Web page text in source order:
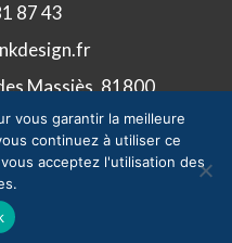
87 43
Massiès, 81800
Tous droits réservés -
par
vous garantir la meilleure
continuez à utiliser ce
acceptez l'utilisation des